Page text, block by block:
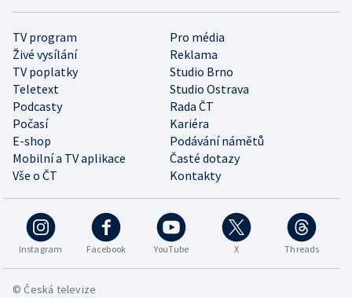
TV program
Pro média
Živé vysílání
Reklama
TV poplatky
Studio Brno
Teletext
Studio Ostrava
Podcasty
Rada ČT
Počasí
Kariéra
E-shop
Podávání námětů
Mobilní a TV aplikace
Časté dotazy
Vše o ČT
Kontakty
Instagram Facebook YouTube X Threads
© Česká televize